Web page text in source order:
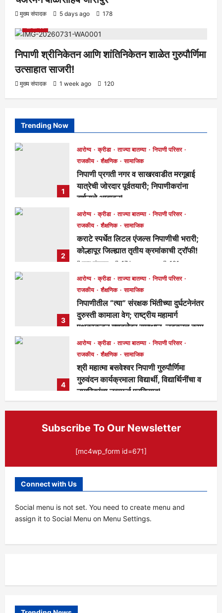
मुख्य संपादक 5 days ago 178
आरोग्य क्रीडा ताज्या बातम्या निपाणी परिसर
निपाणी श्रीनिकेतन आणि शांतिनिकेतन शाळेत गुरुपौर्णिमा
उत्साहात साजरी!
मुख्य संपादक 1 week ago 120
Trending Now
1
आरोग्य क्रीडा ताज्या बातम्या
निपाणी परिसर
राजकीय
शैक्षणिक सामाजिक
निपाणी प्रगती नगर व साखरवाडीत मरगूबाई
यात्रेची जोरदार पूर्वतयारी; निपाणीकरांना
दर्शनाचे आवाहन!
मुख्य संपादक 15 hours ago 85
2
आरोग्य क्रीडा ताज्या बातम्या
निपाणी परिसर
राजकीय
शैक्षणिक सामाजिक
कराटे स्पर्धेत लिटल एंजल्स निपाणीची भरारी;
कोल्हापूर जिल्ह्यात तृतीय क्रमांकाची ट्रॉफी!
मुख्य संपादक 17 hours ago 101
3
आरोग्य क्रीडा ताज्या बातम्या
निपाणी परिसर
राजकीय
शैक्षणिक सामाजिक
निपाणीतील “त्या” संरक्षक भिंतीच्या दुर्घटनेनंतर
दुरुस्ती कामाला वेग; राष्ट्रीय महामार्ग
पथकाकडून गुणवत्तेवर समाधान, लवकरच काम
पूर्ण होणार!
मुख्य संपादक 2 days ago
4
आरोग्य क्रीडा ताज्या बातम्या
निपाणी परिसर
राजकीय
शैक्षणिक सामाजिक
श्री महात्मा बसवेश्वर निपाणी गुरुपौर्णिमा
गुरुवंदन कार्यक्रमाला विद्यार्थी, विद्यार्थिनींचा व
नागरिकांचा उत्स्फूर्त प्रतिसाद!
Subscribe To Our Newsletter
[mc4wp_form id=671]
Connect with Us
Social menu is not set. You need to create menu and
assign it to Social Menu on Menu Settings.